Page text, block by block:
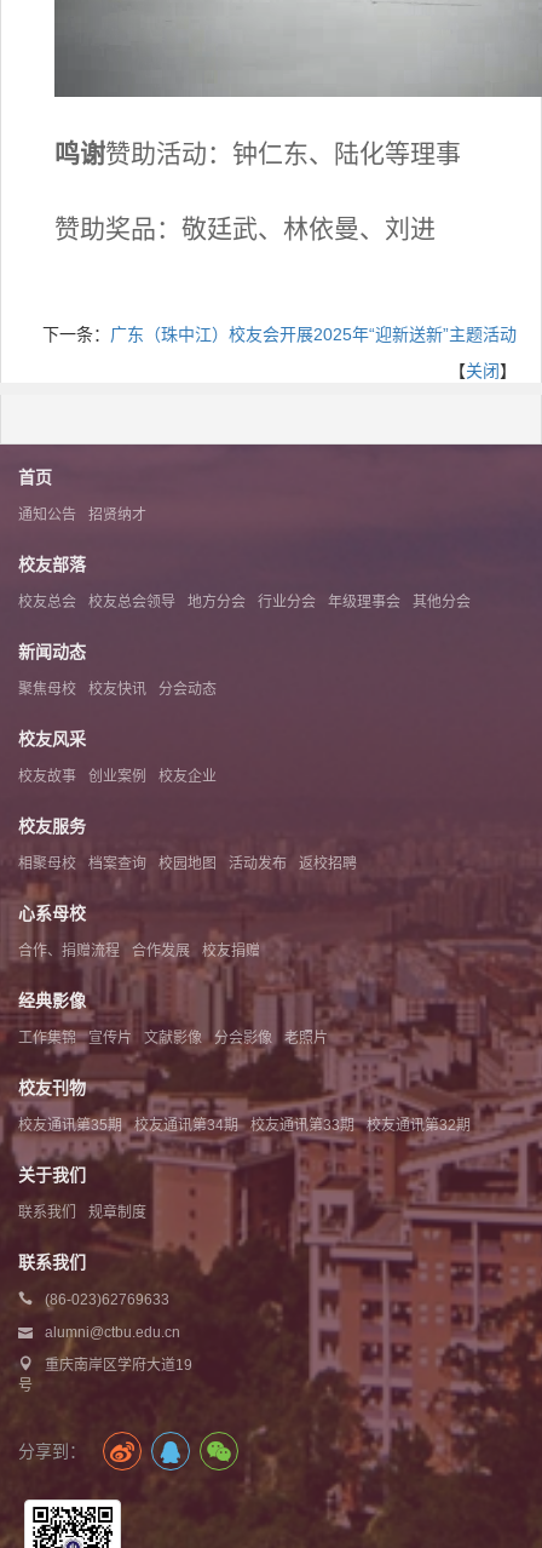
鸣谢赞助活动：钟仁东、陆化等理事
赞助奖品：敬廷武、林依曼、刘进
下一条： 广东（珠中江）校友会开展2025年“迎新送新”主题活动
【关闭】
首页
通知公告 招贤纳才
校友部落
校友总会 校友总会领导 地方分会 行业分会 年级理事会 其他分会
新闻动态
聚焦母校 校友快讯 分会动态
校友风采
校友故事 创业案例 校友企业
校友服务
相聚母校 档案查询 校园地图 活动发布 返校招聘
心系母校
合作、捐赠流程 合作发展 校友捐赠
经典影像
工作集锦 宣传片 文献影像 分会影像 老照片
校友刊物
校友通讯第35期 校友通讯第34期 校友通讯第33期 校友通讯第32期
关于我们
联系我们 规章制度
联系我们
(86-023)62769633
alumni@ctbu.edu.cn
重庆南岸区学府大道19
号
分享到：